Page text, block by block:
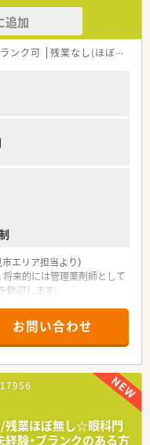
す。地域に密着のかかりつ
たい方にもキャリアアップ
り、地域の方々から愛され
です。
自身の時間をしっかりと大
トを活用して、心機一転新
いるものの、手厚い教育サ
い方
追加
ンク可 残業なし(ほぼなし含む)
エリア担当より）
来的には管理薬剤師として
迎します。
の場所に位置しており、毎
る調剤薬局です。
の処方箋を1日あたり30枚
。
おり、地域の患者さまの
整えています。
お問い合わせ
/残業ほぼ無し☆眼科門
験・ブランクのある方